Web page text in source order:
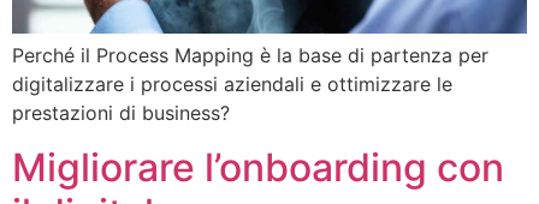
Perché il Process Mapping è la base di partenza per
digitalizzare i processi aziendali e ottimizzare le
prestazioni di business?
Migliorare l’onboarding con